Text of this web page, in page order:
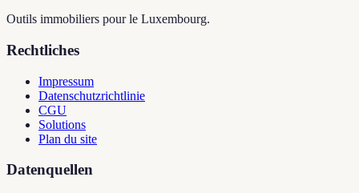
Outils immobiliers pour le Luxembourg.
Rechtliches
Impressum
Datenschutzrichtlinie
CGU
Solutions
Plan du site
Datenquellen